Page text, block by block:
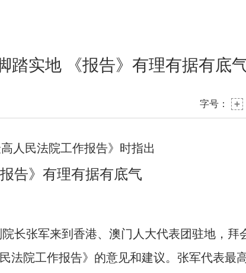
踏实地 《报告》有理有据有底
字号：
人民法院工作报告》时指出
告》有理有据有底气
张军来到香港、澳门人大代表团驻地，拜
法院工作报告》的意见和建议。张军代表最